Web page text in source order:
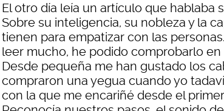
El otro día leía un artículo que hablaba
Sobre su inteligencia, su nobleza y la
tienen para empatizar con las
leer mucho, he podido comprobarlo en
Desde pequeña me han gustado los
compraron una yegua cuando yo
con la que me encariñé desde el